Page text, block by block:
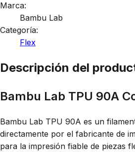
Marca:
Bambu Lab
Categoría:
Flex
Descripción del
Bambu Lab TPU 90A
Bambu Lab TPU 90A es un
directamente por el fabricante de
para la impresión fiable de piezas